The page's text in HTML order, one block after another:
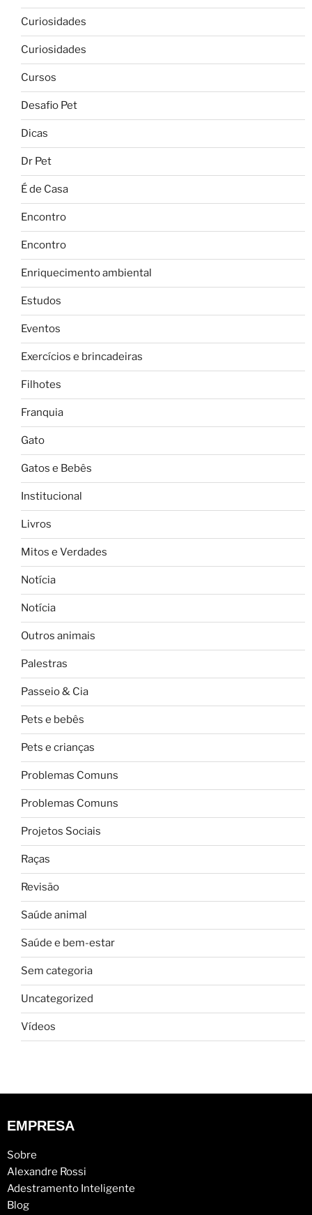
Curiosidades
Curiosidades
Cursos
Desafio Pet
Dicas
Dr Pet
É de Casa
Encontro
Encontro
Enriquecimento ambiental
Estudos
Eventos
Exercícios e brincadeiras
Filhotes
Franquia
Gato
Gatos e Bebês
Institucional
Livros
Mitos e Verdades
Notícia
Notícia
Outros animais
Palestras
Passeio & Cia
Pets e bebês
Pets e crianças
Problemas Comuns
Problemas Comuns
Projetos Sociais
Raças
Revisão
Saúde animal
Saúde e bem-estar
Sem categoria
Uncategorized
Vídeos
EMPRESA
Sobre
Alexandre Rossi
Adestramento Inteligente
Blog